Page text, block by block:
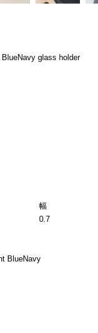
BlueNavy glass holder
幅
0.7
BlueNavy